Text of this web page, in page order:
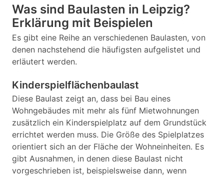
Was sind Baulasten in Leipzig?
Erklärung mit Beispielen
Es gibt eine Reihe an verschiedenen Baulasten, von
denen nachstehend die häufigsten aufgelistet und
erläutert werden.
Kinderspielflächenbaulast
Diese Baulast zeigt an, dass bei Bau eines
Wohngebäudes mit mehr als fünf Mietwohnungen
zusätzlich ein Kinderspielplatz auf dem Grundstück
errichtet werden muss. Die Größe des Spielplatzes
orientiert sich an der Fläche der Wohneinheiten. Es
gibt Ausnahmen, in denen diese Baulast nicht
vorgeschrieben ist, beispielsweise dann, wenn